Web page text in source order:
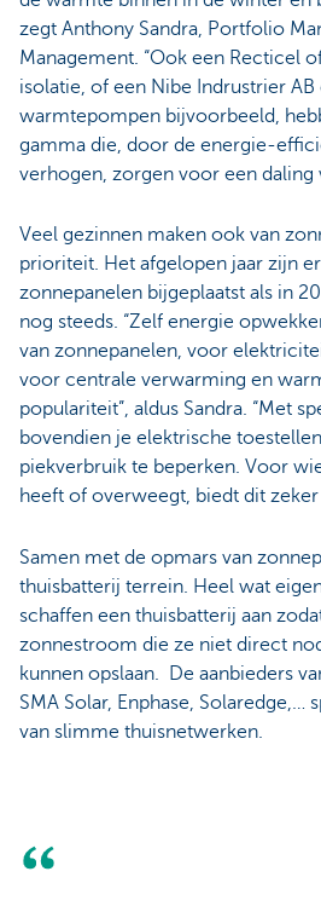
zegt Anthony Sandra, Portfolio
Management. “Ook een Recticel
isolatie, of een Nibe Indrustrier
warmtepompen bijvoorbeeld,
gamma die, door de energie-
verhogen, zorgen voor een daling
Veel gezinnen maken ook van
prioriteit. Het afgelopen jaar zijn
zonnepanelen bijgeplaatst als in
nog steeds. “Zelf energie
van zonnepanelen, voor
voor centrale verwarming en
populariteit”, aldus Sandra. “Met
bovendien je elektrische
piekverbruik te beperken. Voor
heeft of overweegt, biedt dit
Samen met de opmars van
thuisbatterij terrein. Heel wat
schaffen een thuisbatterij aan
zonnestroom die ze niet direct
kunnen opslaan. De aanbieders
SMA Solar, Enphase, Solaredge,…
van slimme thuisnetwerken.